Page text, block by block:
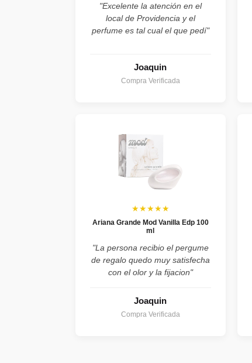
"Excelente la atención en el
local de Providencia y el
perfume es tal cual el que pedí"
Joaquin
Compra Verificada
★★★★★
Ariana Grande Mod Vanilla Edp 100
ml
"La persona recibio el pergume
de regalo quedo muy satisfecha
con el olor y la fijacion"
Joaquin
Compra Verificada